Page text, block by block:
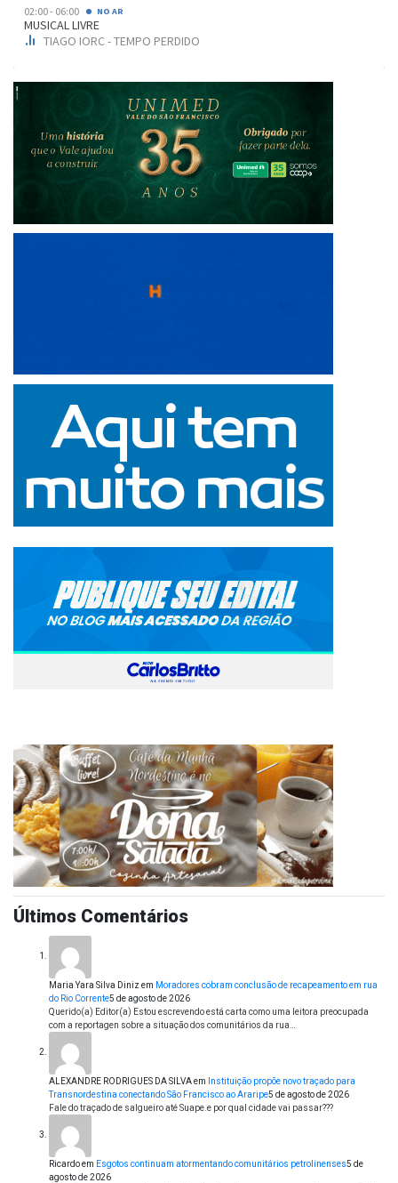
Últimos Comentários
Maria Yara Silva Diniz em Moradores cobram conclusão de recapeamento em rua
do Rio Corrente5 de agosto de 2026
Querido(a) Editor(a) Estou escrevendo está carta como uma leitora preocupada
com a reportagen sobre a situação dos comunitários da rua…
ALEXANDRE RODRIGUES DA SILVAem
Instituição propõe novo traçado para
Transnordestina conectando São Francisco ao Araripe5 de agosto de 2026
Fale do traçado de salgueiro até Suape.e por qual cidade vai passar???
Ricardoem Esgotos continuam atormentando comunitários petrolinenses5 de
agosto de 2026